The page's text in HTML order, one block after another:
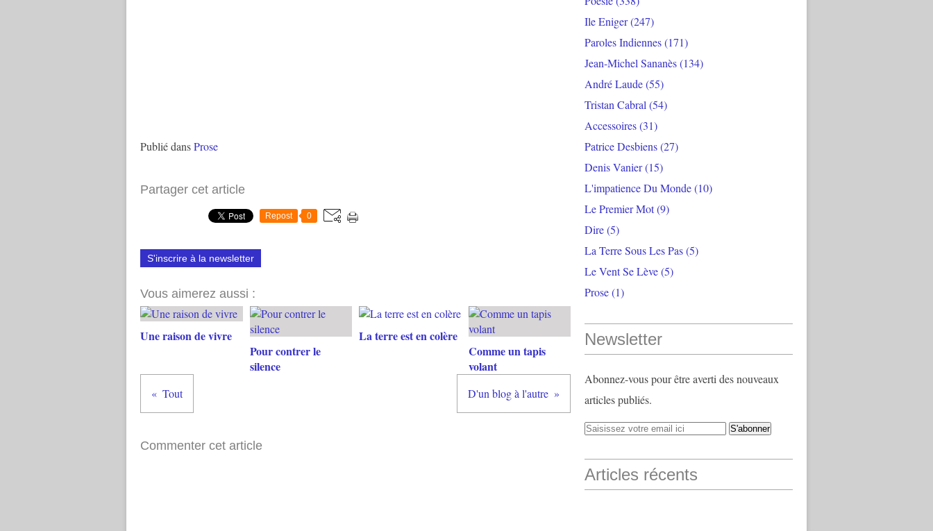
Publié dansProse
Partager cet article
Repost 0
S'inscrire à la newsletter
Vous aimerez aussi :
Une raison de vivre
Pour contrer le
silence
La terre est en colère
Comme un tapis
volant
Tout D'un blog à l'autre
Commenter cet article
Ile Eniger(247)
Paroles Indiennes(171)
Jean-Michel Sananès(134)
André Laude(55)
Tristan Cabral (54)
Accessoires(31)
Patrice Desbiens(27)
Denis Vanier(15)
L'impatience Du Monde(10)
Le Premier Mot(9)
Dire(5)
La Terre Sous Les Pas(5)
Le Vent Se Lève(5)
Prose(1)
Newsletter
Abonnez-vous pour être averti des nouveaux
articles publiés.
Articles récents